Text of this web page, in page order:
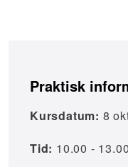
Praktisk
Kursdatum: 8
Tid: 10.00 -